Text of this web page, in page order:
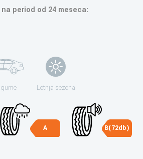
period od 24 meseca:
Letnja sezona
A B(72db)